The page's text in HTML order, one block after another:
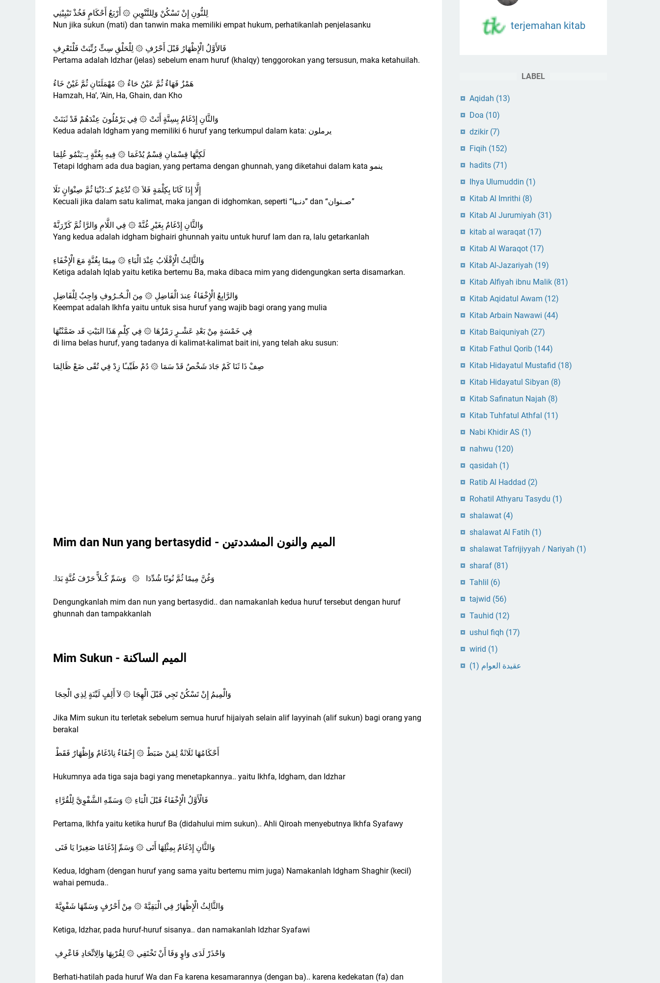
لِلنُّونِ إِنْ تَسْكُنْ وَلِلتَّنْوِينِ ۞ أَرْبَعُ أَحْكَامٍ فَخُذْ تَبْيِيْنِي
Nun jika sukun (mati) dan tanwin maka memiliki empat hukum, perhatikanlah penjelasanku
فَالأَوَّلُ الْإِظْهَارُ قَبْلَ أَحْرُفِ ۞ لِلْحَلْقِ سِتٍّ رُتِّبَتْ فَلْتَعْرِفِ
Pertama adalah Idzhar (jelas) sebelum enam huruf (khalqy) tenggorokan yang tersusun, maka ketahuilah.
هَمْزٌ فَهَاءٌ ثُمَّ عَيْنٌ حَاءُ ۞ مُهْمَلَتَانِ ثُمَّ غَيْنٌ خَاءُ
Hamzah, Ha’, ‘Ain, Ha, Ghain, dan Kho
وَالثَّانِ إِدْغَامٌ بِسِتَّةٍ أَتَتْ ۞ فِي يَرْمُلُونَ عِنْدَهُمْ قَدْ ثَبَتَتْ
Kedua adalah Idgham yang memiliki 6 huruf yang terkumpul dalam kata: ﻳﺮﻣﻠﻮﻥ
لَكِنَّهَا قِسْمَانِ قِسْمٌ يُدْغَمَا ۞ فِيهِ بِغُنَّةٍ بِـ:يَنْمُو عُلِمَا
Tetapi Idgham ada dua bagian, yang pertama dengan ghunnah, yang diketahui dalam kata ينمو
إِلَّا إِذَا كَانَا بِكِلْمَةٍ فَلاَ ۞ تُدْغِمْ كـ:دُنْيَا ثُمَّ صِنْوَانٍ تَلَا
Kecuali jika dalam satu kalimat, maka jangan di idghomkan, seperti “ﺩﻧـﻴﺎ” dan “ﺻـﻨﻮﺍﻥ”
وَالثَّانِ إِدْغَامٌ بِغَيْرِ غُنَّهْ ۞ فِي اللَّامِ وَالرَّا ثُمَّ كَرِّرَنَّهْ
Yang kedua adalah idgham bighairi ghunnah yaitu untuk huruf lam dan ra, lalu getarkanlah
وَالثَّالِثُ الْإِقْلَابُ عِنْدَ الْبَاءِ ۞ مِيمًا بِغُنَّةٍ مَعَ الْإِخْفَاءِ
Ketiga adalah Iqlab yaitu ketika bertemu Ba, maka dibaca mim yang didengungkan serta disamarkan.
وَالرَّابِعُ الْإِخْفَاءُ عِندَ الْفَاضِلِ ۞ مِنَ الْـحُـرُوفِ وَاجِبٌ لِلْفَاضِلِ
Keempat adalah Ikhfa yaitu untuk sisa huruf yang wajib bagi orang yang mulia
فِي خَمْسَةٍ مِنْ بَعْدِ عَشْـرٍ رَمْزُهَا ۞ فِي كِلْمِ هَذَا البَيْتِ قَد ضَمَّنْتُهَا
di lima belas huruf, yang tadanya di kalimat-kalimat bait ini, yang telah aku susun:
صِفْ ذَا ثَنَا كَمْ جَادَ شَخْصٌ قَدْ سَمَا ۞ دُمْ طَيِّبـًا زِدْ فِي تُقًى ضَعْ ظَالِمَا
Mim dan Nun yang bertasydid - ﺍﻟﻤﻴﻢ ﻭﺍﻟﻨﻮﻥ ﺍﻟﻤﺸﺪﺩﺗﻴﻦ
.وَغُنَّ مِيمًا ثُمَّ نُونًا شُدِّدَا ۞ وَسَمِّ كُـلاًّ حَرْفَ غُنَّةٍ بَدَا
Dengungkanlah mim dan nun yang bertasydid.. dan namakanlah kedua huruf tersebut dengan huruf
ghunnah dan tampakkanlah
Mim Sukun - ﺍﻟﻤﻴﻢ ﺍﻟﺴﺎﻛﻨﺔ
وَالْمِيمُ إِنْ تَسْكُنْ تَجِي قَبْلَ الْهِجَا ۞ لاَ أَلِفٍ لَيِّنَةٍ لِذِي الْحِجَا
Jika Mim sukun itu terletak sebelum semua huruf hijaiyah selain alif layyinah (alif sukun) bagi orang yang
berakal
أَحْكَامُهَا ثَلَاثَةٌ لِمَنْ ضَبَطْ ۞ إِخْفَاءٌ نِادْغَامٌ وَإِظْهَارٌ فَقَطْ
Hukumnya ada tiga saja bagi yang menetapkannya.. yaitu Ikhfa, Idgham, dan Idzhar
فَالْأَوَّلُ الْإِخْفَاءُ قَبْلَ الْبَاءِ ۞ وَسَمِّهِ الشَّفْوِيَّ لِلْقُرَّاءِ
Pertama, Ikhfa yaitu ketika huruf Ba (didahului mim sukun).. Ahli Qiroah menyebutnya Ikhfa Syafawy
وَالثَّانِ إِدْغَامٌ بِمِثْلِهَا أَتَى ۞ وَسَمِّ إِدْغَامًا صَغِيرًا يَا فَتَى
Kedua, Idgham (dengan huruf yang sama yaitu bertemu mim juga) Namakanlah Idgham Shaghir (kecil)
wahai pemuda..
وَالثَّالِثُ الْإِظْهَارُ فِي الْبَقِيَّهْ ۞ مِنْ أَحْرُفٍ وَسَمِّهَا شَفْوِيَّهْ
Ketiga, Idzhar, pada huruf-huruf sisanya.. dan namakanlah Idzhar Syafawi
وَاحْذَرْ لَدَى وَاوٍ وَفَا أَنْ تَخْتَفِي ۞ لِقُرْبِهَا وَالِاتِّحَادِ فَاعْرِفِ
Berhati-hatilah pada huruf Wa dan Fa karena kesamarannya (dengan ba).. karena kedekatan (fa) dan
terjemahan kitab
LABEL
Aqidah (13)
Doa (10)
dzikir (7)
Fiqih (152)
hadits (71)
Ihya Ulumuddin (1)
Kitab Al Imrithi (8)
Kitab Al Jurumiyah (31)
kitab al waraqat (17)
Kitab Al Waraqot (17)
Kitab Al-Jazariyah (19)
Kitab Alfiyah ibnu Malik (81)
Kitab Aqidatul Awam (12)
Kitab Arbain Nawawi (44)
Kitab Baiquniyah (27)
Kitab Fathul Qorib (144)
Kitab Hidayatul Mustafid (18)
Kitab Hidayatul Sibyan (8)
Kitab Safinatun Najah (8)
Kitab Tuhfatul Athfal (11)
Nabi Khidir AS (1)
nahwu (120)
qasidah (1)
Ratib Al Haddad (2)
Rohatil Athyaru Tasydu (1)
shalawat (4)
shalawat Al Fatih (1)
shalawat Tafrijiyyah / Nariyah (1)
sharaf (81)
Tahlil (6)
tajwid (56)
Tauhid (12)
ushul fiqh (17)
wirid (1)
عقيدة العوام (1)